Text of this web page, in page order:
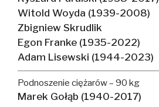
Witold Woyda (1939-2008)
Zbigniew Skrudlik
Egon Franke (1935-2022)
Adam Lisewski (1944-2023)
Podnoszenie ciężarów – 90 kg
Marek Gołąb (1940-2017)